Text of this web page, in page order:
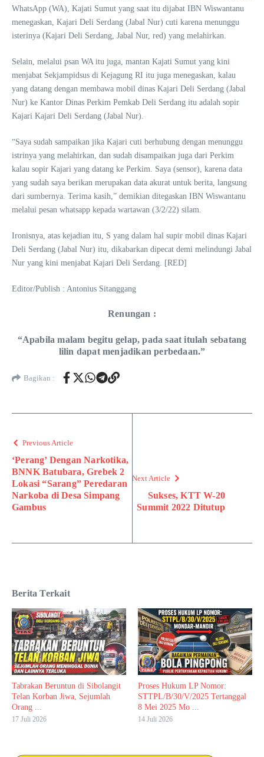
WhatsApp (WA), Kajati Sumut yang saat itu dijabat IBN Wiswantanu
menegaskan, Kajari Deli Serdang (Jabal Nur) cuti karena menunggu
isterinya (Kajari Deli Serdang, Jabal Nur, red) yang melahirkan.
Selain, melalui psan WA itu juga, mantan Kajati Sumut yang kini
menjabat Sekjampidsus di Kejagung RI itu juga menegaskan, kalau
yang datang dengan membawa mobil dinas Kajari Deli Serdang (Jabal
Nur) ke Kantor Dinas Perkim Pemkab Deli Serdang itu adalah sopir
Kajari Kajari Deli Serdang (Jabal Nur).
“Saya sudah sampaikan jika Kajari cuti berhubung dengan menunggu
istrinya yang melahirkan, dan sudah disampaikan juga dari Perkim
kalau sopir Kajari yang datang ke Perkim. Saya (sensor), karena data
yang sudah saya berikan merupakan data akurat untuk berita, langsung
dari sumbernya. Terima kasih,” demikian ditegaskan IBN Wiswantanu
melalui pesan whatsapp kepada wartawan (3/2/22) silam.
Ironisnya, atas kejadian itu, S yang dalam hal supir mobil dinas Kajari
Deli Serdang (Jabal Nur) itu, dikabarkan dipecat demi melindungi Jabal
Nur yang kini menjabat Kajari Deli Serdang. [RED]
Editor/Publish : Antonius Sitanggang
Renungan :
“Apabila malam begitu gelap, pada saat itulah sebatang
lilin dapat menjadikan perbedaan.”
Bagikan :
Previous Article
‘Perang’ Dengan Narkotika,
BNNK Batubara, Grebek 2
Lokasi “Sarang” Peredaran
Narkoba di Desa Simpang
Gambus
Next Article
Sukses, KTT W-20
Summit 2022 Ditutup
Berita Terkait
Tabrakan Beruntun di Sibolangit
Telan Korban Jiwa, Sejumlah
Orang ...
17 Juli 2026
Proses Hukum LP Nomor:
STTPL/B/30/V/2025 Tertanggal
8 Mei 2025 Mo ...
14 Juli 2026